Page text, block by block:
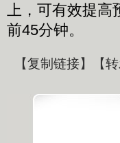
上，可有效提
前45分钟。
【复制链接】【